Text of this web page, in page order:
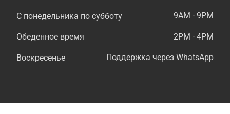
С понедельника по субботу 9AM - 9PM
Обеденное время 2PM - 4PM
Воскресенье Поддержка через WhatsApp